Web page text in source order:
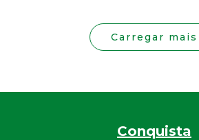
Carregar mais
Conquista